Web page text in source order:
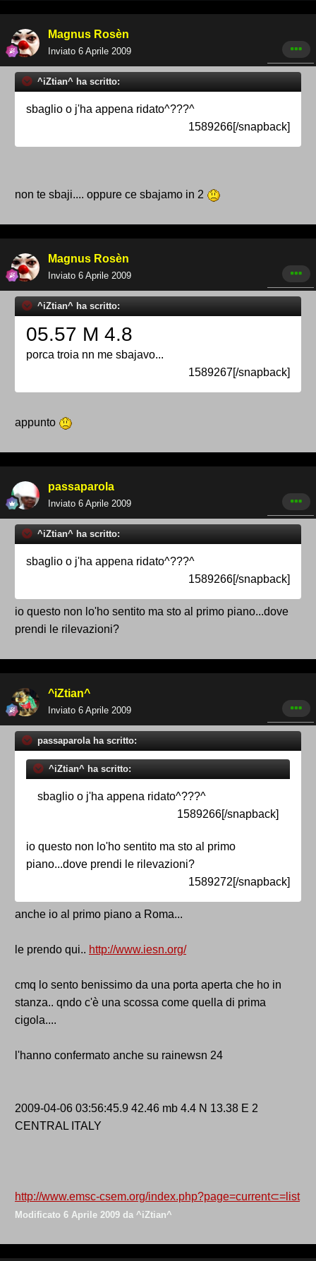
Magnus Rosèn
Inviato 6 Aprile 2009
^iZtian^ ha scritto:
sbaglio o j'ha appena ridato^???^
1589266[/snapback]
non te sbaji.... oppure ce sbajamo in 2
Magnus Rosèn
Inviato 6 Aprile 2009
^iZtian^ ha scritto:
05.57 M 4.8
porca troia nn me sbajavo...
1589267[/snapback]
appunto
passaparola
Inviato 6 Aprile 2009
^iZtian^ ha scritto:
sbaglio o j'ha appena ridato^???^
1589266[/snapback]
io questo non lo'ho sentito ma sto al primo piano...dove
prendi le rilevazioni?
^iZtian^
Inviato 6 Aprile 2009
passaparola ha scritto:
^iZtian^ ha scritto:
sbaglio o j'ha appena ridato^???^
1589266[/snapback]
io questo non lo'ho sentito ma sto al primo
piano...dove prendi le rilevazioni?
1589272[/snapback]
anche io al primo piano a Roma...
le prendo qui.. http://www.iesn.org/
cmq lo sento benissimo da una porta aperta che ho in
stanza.. qndo c'è una scossa come quella di prima
cigola....
l'hanno confermato anche su rainewsn 24
2009-04-06 03:56:45.9 42.46 mb 4.4 N 13.38 E 2
CENTRAL ITALY
http://www.emsc-csem.org/index.php?page=current⊂=list
Modificato 6 Aprile 2009 da ^iZtian^